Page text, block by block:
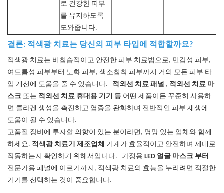
로 건강한 피부
를 유지하도록
도와줍니다.
결론: 적색광 치료는 당신의 피부 타입에 적합할까요?
적색광 치료는 비침습적이고 안전한 피부 치료법으로, 민감성 피부,
여드름성 피부부터 노화 피부, 색소침착 피부까지 거의 모든 피부 타
입 개선에 도움을 줄 수 있습니다.
적외선 치료 패널 , 적외선 치료 마
스크 또는 적외선 치료 휴대용 기기 등 어떤 제품이든 꾸준히 사용하
면 콜라겐 생성을 촉진하고 염증을 완화하며 전반적인 피부 재생에
도움이 될 수 있습니다.
고품질 장비에 투자할 의향이 있는 분이라면, 명망 있는 업체와 함께
하세요. 적색광 치료기 제조업체 기계가 효율적이고 안전하며 제대로
작동하는지 확인하기 위해서입니다.
가정용 LED 얼굴 마스크 부터
전문가용 패널에 이르기까지, 적색광 치료의 효능을 누리려면 적절한
기기를 선택하는 것이 중요합니다.